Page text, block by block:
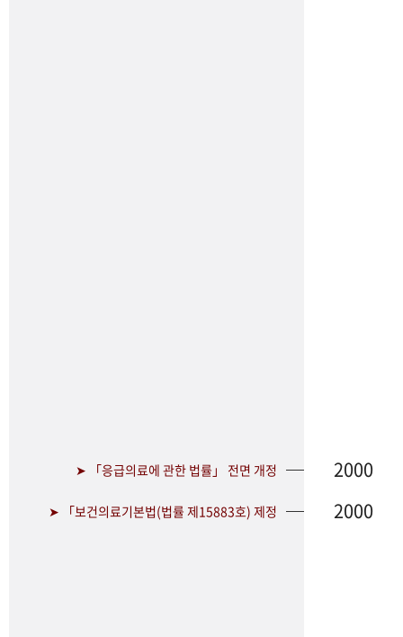
➤ 「응급의료에 관한 법률」 전면 개정 2000
➤ 「보건의료기본법(법률 제15883호) 제정 2000